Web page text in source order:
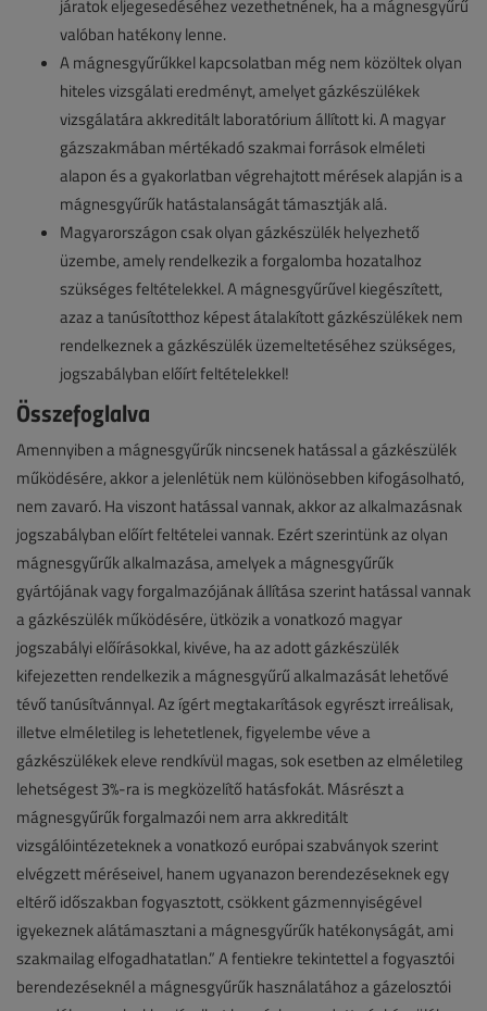
járatok eljegesedéséhez vezethetnének, ha a mágnesgyűrű
valóban hatékony lenne.
A mágnesgyűrűkkel kapcsolatban még nem közöltek olyan
hiteles vizsgálati eredményt, amelyet gázkészülékek
vizsgálatára akkreditált laboratórium állított ki. A magyar
gázszakmában mértékadó szakmai források elméleti
alapon és a gyakorlatban végrehajtott mérések alapján is a
mágnesgyűrűk hatástalanságát támasztják alá.
Magyarországon csak olyan gázkészülék helyezhető
üzembe, amely rendelkezik a forgalomba hozatalhoz
szükséges feltételekkel. A mágnesgyűrűvel kiegészített,
azaz a tanúsítotthoz képest átalakított gázkészülékek nem
rendelkeznek a gázkészülék üzemeltetéséhez szükséges,
jogszabályban előírt feltételekkel!
Összefoglalva
Amennyiben a mágnesgyűrűk nincsenek hatással a gázkészülék
működésére, akkor a jelenlétük nem különösebben kifogásolható,
nem zavaró. Ha viszont hatással vannak, akkor az alkalmazásnak
jogszabályban előírt feltételei vannak. Ezért szerintünk az olyan
mágnesgyűrűk alkalmazása, amelyek a mágnesgyűrűk
gyártójának vagy forgalmazójának állítása szerint hatással vannak
a gázkészülék működésére, ütközik a vonatkozó magyar
jogszabályi előírásokkal, kivéve, ha az adott gázkészülék
kifejezetten rendelkezik a mágnesgyűrű alkalmazását lehetővé
tévő tanúsítvánnyal. Az ígért megtakarítások egyrészt irreálisak,
illetve elméletileg is lehetetlenek, figyelembe véve a
gázkészülékek eleve rendkívül magas, sok esetben az elméletileg
lehetségest 3%-ra is megközelítő hatásfokát. Másrészt a
mágnesgyűrűk forgalmazói nem arra akkreditált
vizsgálóintézeteknek a vonatkozó európai szabványok szerint
elvégzett méréseivel, hanem ugyanazon berendezéseknek egy
eltérő időszakban fogyasztott, csökkent gázmennyiségével
igyekeznek alátámasztani a mágnesgyűrűk hatékonyságát, ami
szakmailag elfogadhatatlan.” A fentiekre tekintettel a fogyasztói
berendezéseknél a mágnesgyűrűk használatához a gázelosztói